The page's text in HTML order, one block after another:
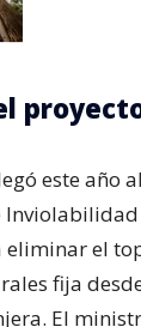
este año
eliminar el
fija
El